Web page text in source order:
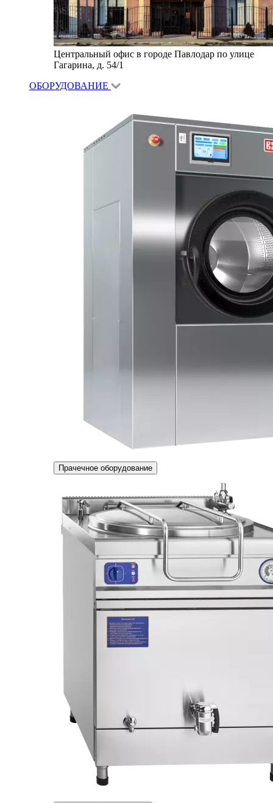
Центральный офис в городе Павлодар по улице
Гагарина, д. 54/1
ОБОРУДОВАНИЕ
Прачечное оборудование